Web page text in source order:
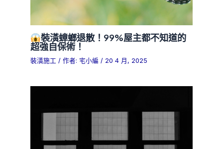
裝潢蟑螂退散！99%屋主都不知道的
超強自保術！
裝潢施工 / 作者: 宅小編/ 20 4 月, 2025